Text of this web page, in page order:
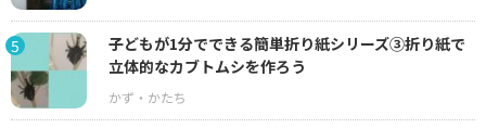
5
子どもが1分でできる簡単折り紙シリーズ③折り紙で
立体的なカブトムシを作ろう